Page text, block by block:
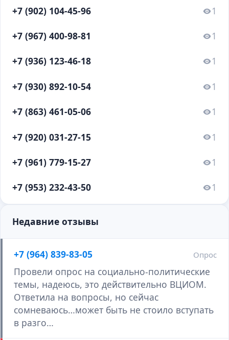
+7 (902) 104-45-96 1
+7 (967) 400-98-81 1
+7 (936) 123-46-18 1
+7 (930) 892-10-54 1
+7 (863) 461-05-06 1
+7 (920) 031-27-15 1
+7 (961) 779-15-27 1
+7 (953) 232-43-50 1
Недавние отзывы
+7 (964) 839-83-05 Опрос
Провели опрос на социально-политические
темы, надеюсь, это действительно ВЦИОМ.
Ответила на вопросы, но сейчас
сомневаюсь…может быть не стоило вступать
в разго…